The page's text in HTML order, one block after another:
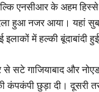
एनसीआर के अहम
हुआ नजर आया। यहां
में हल्की बूंदाबांदी
सटे गाजियाबाद और
कंपकंपी छुड़ा दी। दूसरी